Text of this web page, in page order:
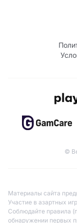
©
Материалы сайта
Участие в азартных
Соблюдайте правила
обнаружении первых